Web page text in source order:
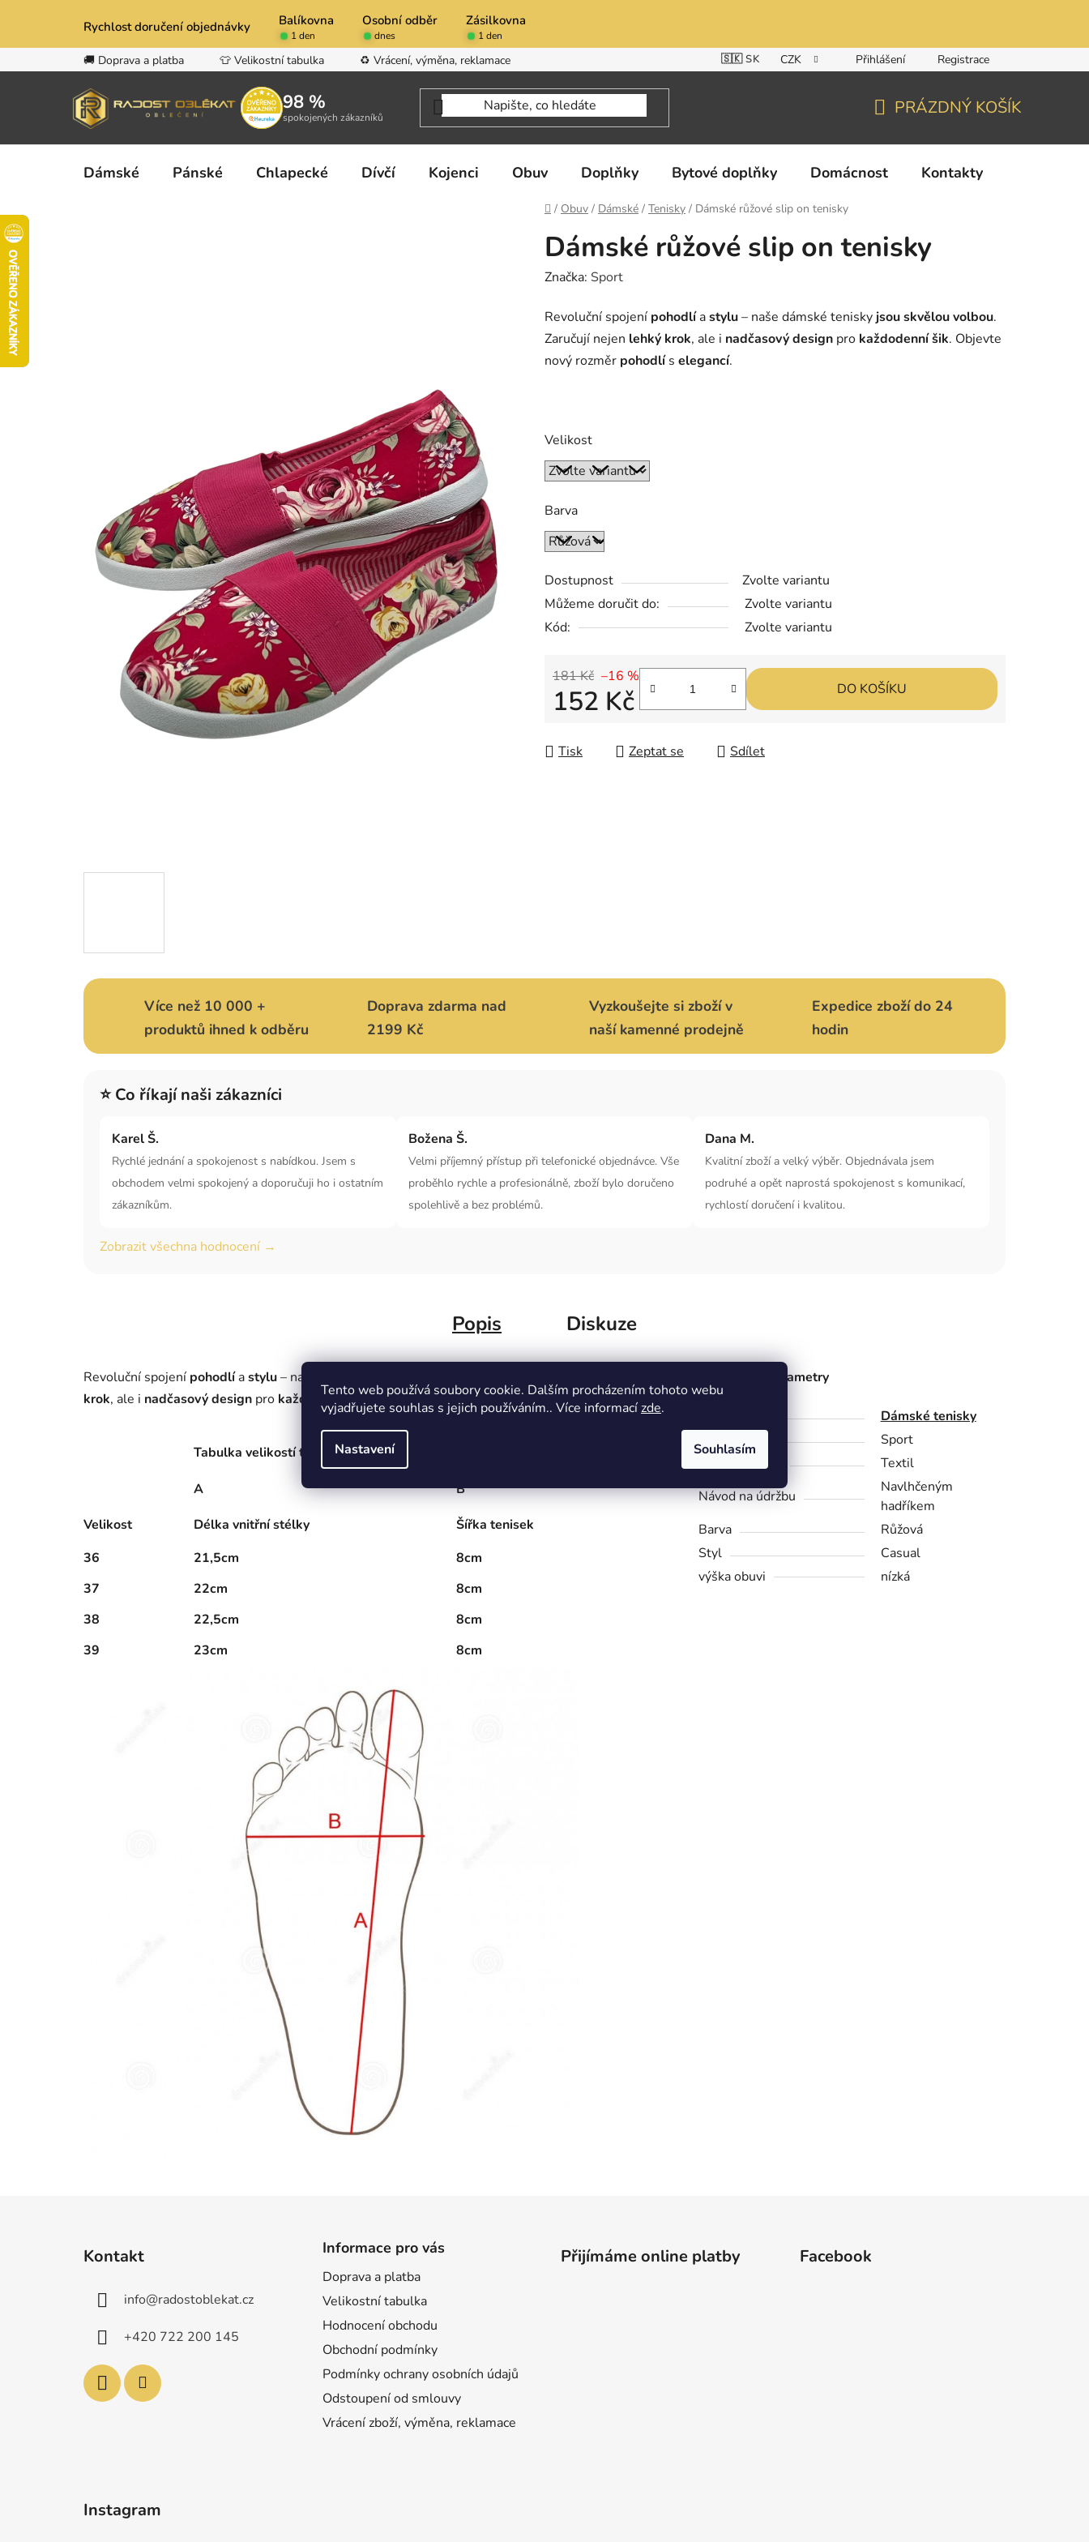
Tento web používá soubory cookie. Dalším procházením tohoto webu
vyjadřujete souhlas s jejich používáním.. Více informacízde.
Nastavení Souhlasím
obsah
Rychlost doručení objednávky Balíkovna Osobní odběr Zásilkovna
1 den dnes 1 den
🚚 Doprava a platba 👕 Velikostní tabulka ♻️ Vrácení, výměna, reklamace 🇸🇰 SK CZK Přihlášení Registrace
98 %
spokojených zákazníků
KOŠÍK
PRÁZDNÝ KOŠÍK
Dámské Pánské Chlapecké Dívčí Kojenci Obuv Doplňky Bytové doplňky Domácnost Kontakty
Domů
/ Obuv / Dámské / Tenisky / Dámské růžové slip on tenisky
Dámské růžové slip on tenisky
Značka: Sport
Revoluční spojení pohodlíastylu– naše dámské tenisky jsou skvělou volbou.
Zaručují nejen lehký krok, ale i nadčasový design pro každodenní šik. Objevte
nový rozměr pohodlís elegancí.
Velikost
Barva
Dostupnost
Zvolte variantu
Můžeme doručit do:
Zvolte variantu
Kód:
Zvolte variantu
181 Kč –16 %
152 Kč DO KOŠÍKU
Tisk Zeptat se Sdílet
Více než 10 000 +
produktů ihned k odběru
Doprava zdarma nad
2199 Kč
Vyzkoušejte si zboží v
naší kamenné prodejně
Expedice zboží do 24
hodin
⭐ Co říkají naši zákazníci
Karel Š.
Rychlé jednání a spokojenost s nabídkou. Jsem s
obchodem velmi spokojený a doporučuji ho i ostatním
zákazníkům.
Božena Š.
Velmi příjemný přístup při telefonické objednávce. Vše
proběhlo rychle a profesionálně, zboží bylo doručeno
spolehlivě a bez problémů.
Dana M.
Kvalitní zboží a velký výběr. Objednávala jsem
podruhé a opět naprostá spokojenost s komunikací,
rychlostí doručení i kvalitou.
Zobrazit všechna hodnocení →
Popis Diskuze
Revoluční spojení pohodlíastylu– naše dámské tenisky
krok, ale i nadčasový design pro každodenní šik. Objevte nový rozměrpohodlíselegancí.
Tabulka velikostí tenisek (+/- 0,5 Cm)
A
B
Velikost
Délka vnitřní stélky
Šířka tenisek
36
21,5cm
8cm
37
22cm
8cm
38
22,5cm
8cm
39
23cm 8cm
Doplňkové parametry
Dámské tenisky
Výrobce
Sport
Materiál obuvi
Textil
Návod na údržbu
Navlhčeným
hadříkem
Barva
Růžová
Styl
Casual
výška obuvi
nízká
Kontakt
info@radostoblekat.cz
+420 722 200 145
Informace pro vás
Doprava a platba
Velikostní tabulka
Hodnocení obchodu
Obchodní podmínky
Podmínky ochrany osobních údajů
Odstoupení od smlouvy
Vrácení zboží, výměna, reklamace
Přijímáme online platby Facebook
Instagram